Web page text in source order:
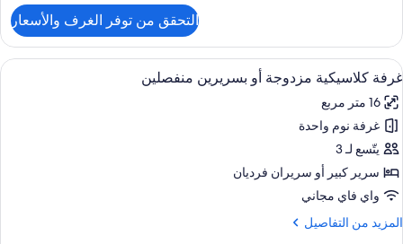
كبير
غرفة
كلاسيكية
للاستخدام
الفردي
سرير
فردي
منفصل
كبير
التحقق من توفر الغرف والأسعار
استعراض
جميع
صور
غرفة
كلاسيكية
مزدوجة
أو
بسريرين
منفصلين
ألحفة محشوة بالريش وميني بار وخزنة
5
غرفة كلاسيكية مزدوجة أو بسريرين منفصلين
16 متر مربع
غرفة نوم واحدة
يتّسع لـ 3
سرير كبير‫‬ أو سريران فرديان
واي فاي مجاني
المزيد من التفاصيل
المزيد